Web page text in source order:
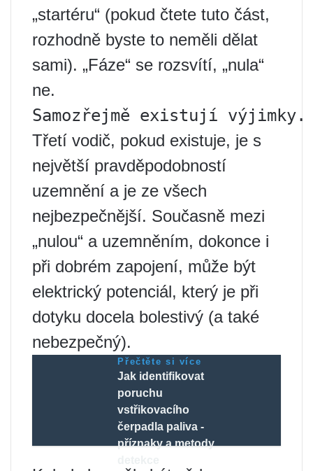
„startéru“ (pokud čtete tuto část,
rozhodně byste to neměli dělat
sami). „Fáze“ se rozsvítí, „nula“
ne.
Samozřejmě existují
Třetí vodič, pokud existuje, je s
největší pravděpodobností
uzemnění a je ze všech
nejbezpečnější. Současně mezi
„nulou“ a uzemněním, dokonce i
při dobrém zapojení, může být
elektrický potenciál, který je při
dotyku docela bolestivý (a také
nebezpečný).
Přečtěte si více
Jak identifikovat
poruchu
vstřikovacího
čerpadla paliva -
příznaky a metody